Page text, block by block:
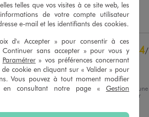
sur ce site
4
0
0
Utile(0) Signaler
4/
Avis vérifié et récompensé
Oui comme d habitude
Avis du20/12/2025 , suite à une
par
telles que vos visites à ce site web, les
de votre compte utilisateur
e-mail et les identifiants des cookies.
d'« Accepter » pour consentir à ces
sans accepter » pour vous y
Paramétrer » vos préférences concernant
cookie en cliquant sur « Valider » pour
Vous pouvez à tout moment modifier
en consultant notre page « Gestion